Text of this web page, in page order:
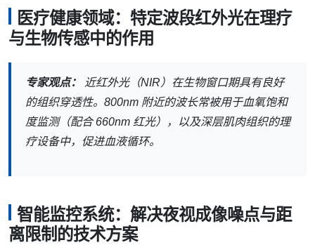
医疗健康领域：特定波段红外光在理疗
与生物传感中的作用
专家观点：
近红外光（NIR）在生物窗口期具有良好
的组织穿透性。800nm 附近的波长常被用于血氧饱和
度监测（配合 660nm 红光），以及深层肌肉组织的理
疗设备中，促进血液循环。
智能监控系统：解决夜视成像噪点与距
离限制的技术方案